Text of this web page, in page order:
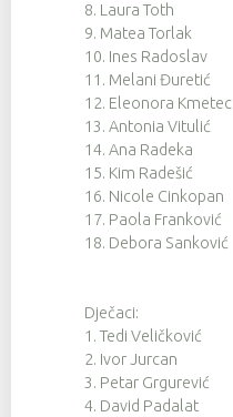
8. Laura Toth
9. Matea Torlak
10. Ines Radoslav
11. Melani Đuretić
12. Eleonora Kmetec
13. Antonia Vitulić
14. Ana Radeka
15. Kim Radešić
16. Nicole Cinkopan
17. Paola Franković
18. Debora Sanković
Dječaci:
1. Tedi Veličković
2. Ivor Jurcan
3. Petar Grgurević
4. David Padalat